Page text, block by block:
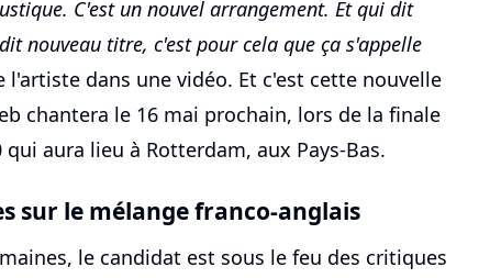
C'est un nouvel arrangement. Et qui dit
nouveau titre, c'est pour cela que ça s'appelle
l'artiste dans une vidéo. Et c'est cette nouvelle
chantera le 16 mai prochain, lors de la finale
aura lieu à Rotterdam, aux Pays-Bas.
sur le mélange franco-anglais
le candidat est sous le feu des critiques